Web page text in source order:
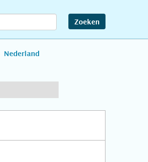
Zoeken
Nederland